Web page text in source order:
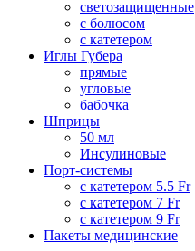
светозащищенные
с болюсом
с катетером
Иглы Губера
прямые
угловые
бабочка
Шприцы
50 мл
Инсулиновые
Порт-системы
с катетером 5.5 Fr
с катетером 7 Fr
с катетером 9 Fr
Пакеты медицинские